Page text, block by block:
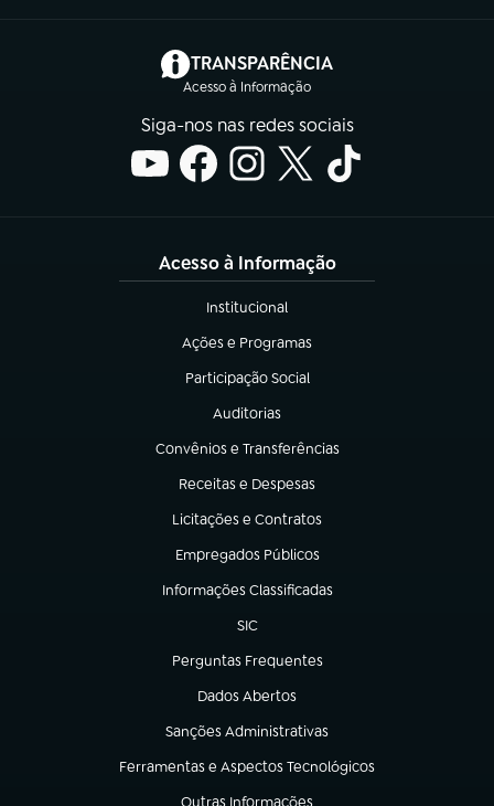
TRANSPARÊNCIA
Acesso à Informação
(abre em nova aba)
Siga-nos nas redes sociais
Acesso à Informação
Institucional
(abre em nova aba)
Ações e Programas
(abre em nova aba)
Participação Social
(abre em nova aba)
Auditorias
(abre em nova aba)
Convênios e Transferências
(abre em nova aba)
Receitas e Despesas
(abre em nova aba)
Licitações e Contratos
(abre em nova aba)
Empregados Públicos
(abre em nova aba)
Informações Classificadas
(abre em nova aba)
SIC
(abre em nova aba)
Perguntas Frequentes
(abre em nova aba)
Dados Abertos
(abre em nova aba)
Sanções Administrativas
(abre em nova aba)
Ferramentas e Aspectos Tecnológicos
(abre em nova aba)